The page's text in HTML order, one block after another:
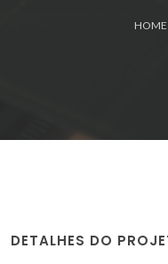
HOME
DETALHES DO